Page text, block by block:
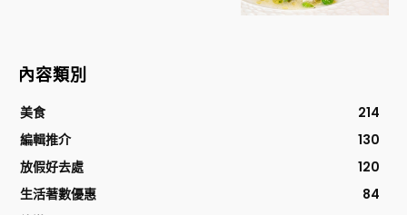
內容類別
美食
214
編輯推介
130
放假好去處
120
生活著數優惠
84